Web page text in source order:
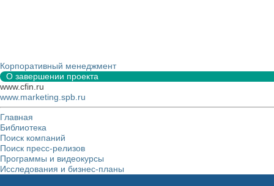
Корпоративный менеджмент
О завершении проекта
www.cfin.ru
www.marketing.spb.ru
Главная
Библиотека
Поиск компаний
Поиск пресс-релизов
Программы и видеокурсы
Исследования и бизнес-планы